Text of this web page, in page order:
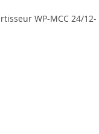
WP-MCC 24/12-